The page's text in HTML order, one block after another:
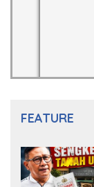
FEATURE